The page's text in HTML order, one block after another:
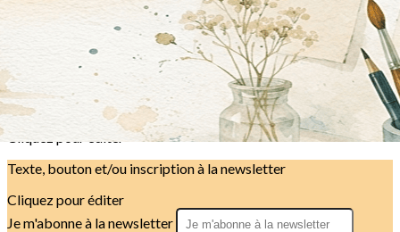
Les profs
Composition dirigeante
?>
Images de la page d'accueil
Cliquez pour éditer
Texte, bouton et/ou inscription à la newsletter
Cliquez pour éditer
Je m'abonne à la newsletter